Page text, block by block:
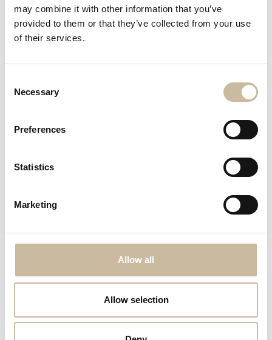
may combine it with other information that you’ve
provided to them or that they’ve collected from your use
of their services.
Selection
Necessary
Preferences
Statistics
Marketing
Allow all
Allow selection
Veelgestelde vragen
Welke lamp kan ik gebruiken?